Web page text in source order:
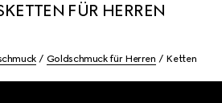
FÜR HERREN
Goldschmuck für Herren Ketten